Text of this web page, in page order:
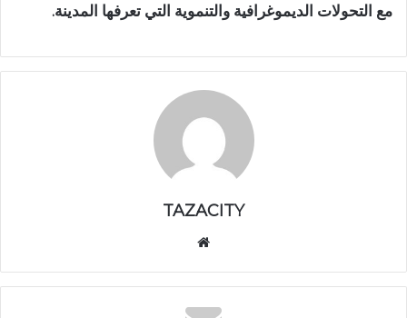
مع التحولات الديموغرافية والتنموية التي تعرفها المدينة.
TAZACITY
الوي
ب